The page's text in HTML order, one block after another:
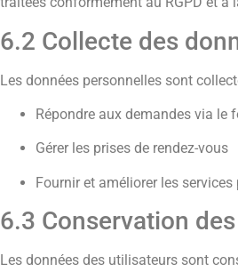
6.2 Collecte des
Les données personnelles sont
Répondre aux demandes via le
Gérer les prises de rendez-vous
Fournir et améliorer les services
6.3 Conservation
Les données des utilisateurs sont